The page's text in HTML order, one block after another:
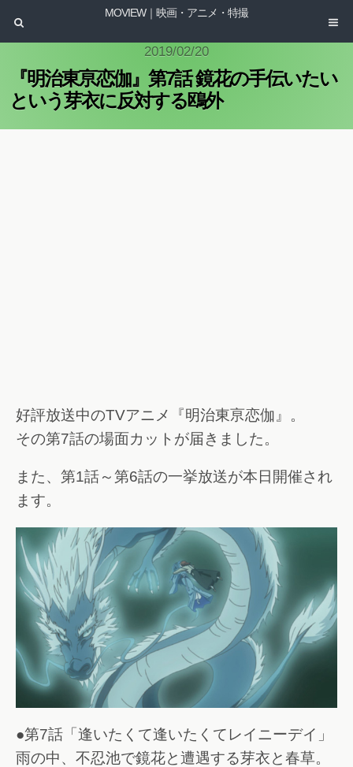
MOVIEW｜映画・アニメ・特撮
2019/02/20
『明治東亰恋伽』第7話 鏡花の手伝いたい
という芽衣に反対する鴎外
好評放送中のTVアニメ『明治東亰恋伽』。
その第7話の場面カットが届きました。
また、第1話～第6話の一挙放送が本日開催され
ます。
●第7話「逢いたくて逢いたくてレイニーデイ」
雨の中、不忍池で鏡花と遭遇する芽衣と春草。